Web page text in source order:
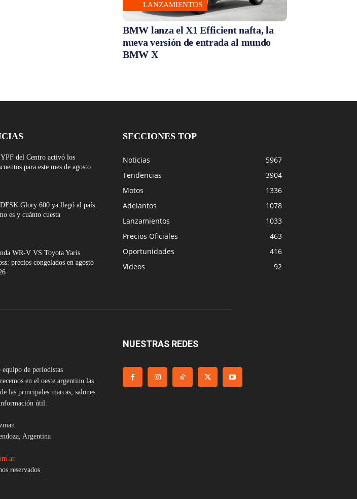
LANZAMIENTOS
BMW lanza el X1 Efficient nafta, la
nueva versión de entrada al mundo
BMW X
del Centro activó los
para este mes de agosto
Glory 600 ya llegó al país:
es y cuánto cuesta
WR-V VS Toyota Yaris
precios congelados en agosto
SECCIONES TOP
Noticias
5967
Tendencias
3904
Motos
1336
Adelantos
1078
Lanzamientos
1033
Precios Oficiales
463
Oportunidades
416
Videos
92
de periodistas
en el oeste argentino las
las principales marcas, salones
útil.
Argentina
reservados
NUESTRAS REDES